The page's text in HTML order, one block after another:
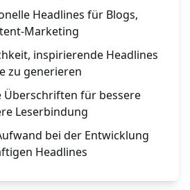
Headlines für Blogs,
Marketing
inspirierende Headlines
zu generieren
Überschriften für bessere
Leserbindung
bei der Entwicklung
Headlines